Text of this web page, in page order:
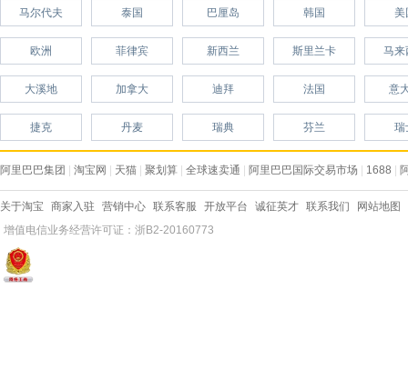
马尔代夫 泰国 巴厘岛 韩国 美
欧洲 菲律宾 新西兰 斯里兰卡 马来
大溪地 加拿大 迪拜 法国 意
捷克 丹麦 瑞典 芬兰 瑞
阿里巴巴集团 淘宝网 天猫 聚划算 全球速卖通 阿里巴巴国际交易市场 1688
关于淘宝 商家入驻 营销中心 联系客服 开放平台 诚征英才 联系我们
网站地图
增值电信业务经营许可证：浙B2-20160773